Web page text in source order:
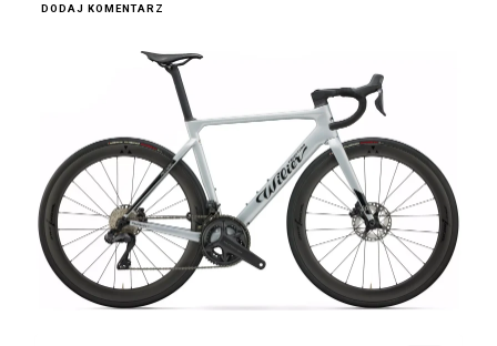
DODAJ KOMENTARZ